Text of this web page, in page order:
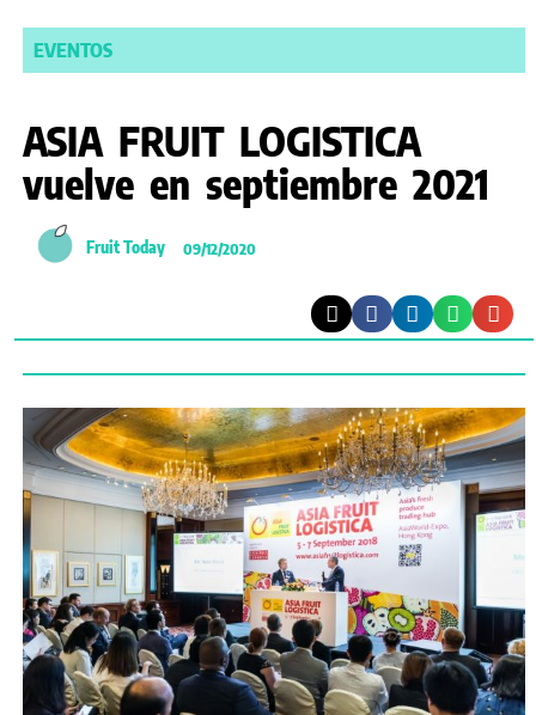
EVENTOS
ASIA FRUIT LOGISTICA
vuelve en septiembre 2021
Fruit Today 09/12/2020